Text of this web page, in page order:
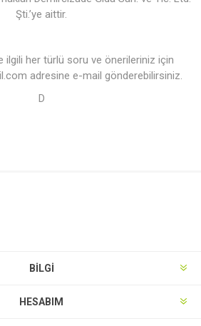
Şti.’ye aittir.
ilgili her türlü soru ve önerileriniz için
adresine e-mail gönderebilirsiniz.
D
BILGI
HESABIM